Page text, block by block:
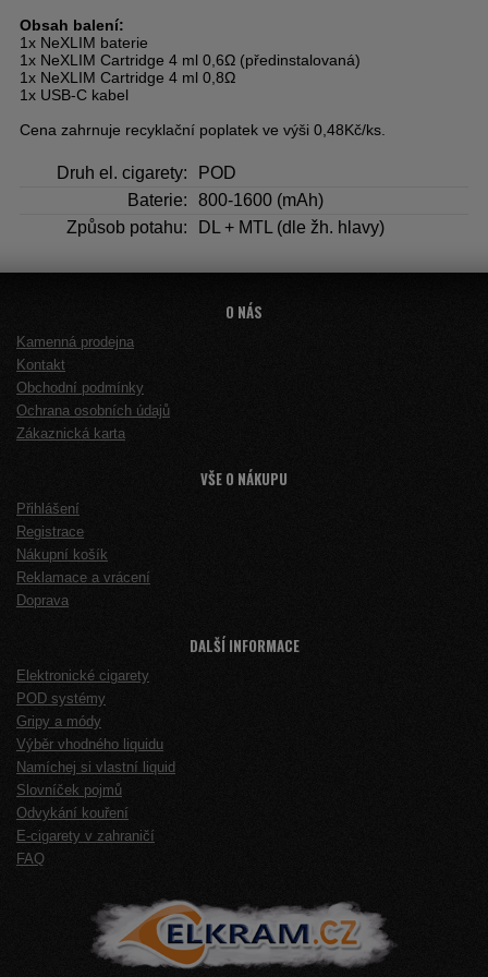
Obsah balení:
1x NeXLIM baterie
1x NeXLIM Cartridge 4 ml 0,6Ω (předinstalovaná)
1x NeXLIM Cartridge 4 ml 0,8Ω
1x USB-C kabel
Cena zahrnuje recyklační poplatek ve výši 0,48Kč/ks.
Druh el. cigarety:
POD
Baterie:
800-1600 (mAh)
Způsob potahu:
DL + MTL (dle žh. hlavy)
O NÁS
Kamenná prodejna
Kontakt
Obchodní podmínky
Ochrana osobních údajů
Zákaznická karta
VŠE O NÁKUPU
Přihlášení
Registrace
Nákupní košík
Reklamace a vrácení
Doprava
DALŠÍ INFORMACE
Elektronické cigarety
POD systémy
Gripy a módy
Výběr vhodného liquidu
Namíchej si vlastní liquid
Slovníček pojmů
Odvykání kouření
E-cigarety v zahraničí
FAQ